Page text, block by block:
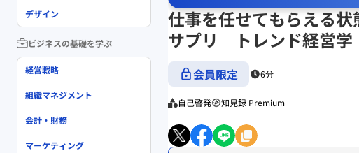
仕事を任せてもらえる
サプリ トレンド経営学
会員限定 6分
自己啓発 知見録 Premium
デザイン
ビジネスの基礎を学ぶ
経営戦略
組織マネジメント
会計・財務
マーケティング